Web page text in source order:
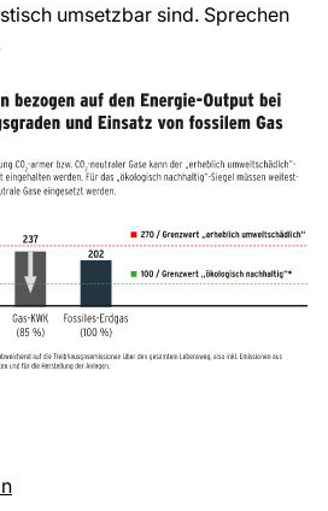
umsetzbar sind. Sprechen